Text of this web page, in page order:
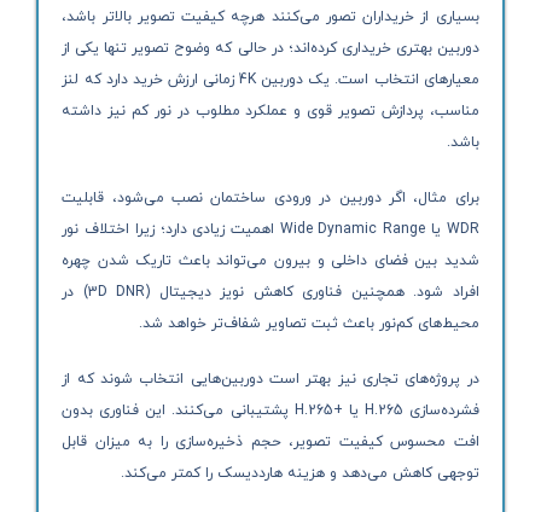
بسیاری از خریداران تصور می‌کنند هرچه کیفیت تصویر بالاتر باشد،
دوربین بهتری خریداری کرده‌اند؛ در حالی که وضوح تصویر تنها یکی از
معیارهای انتخاب است. یک دوربین 4K زمانی ارزش خرید دارد که لنز
مناسب، پردازش تصویر قوی و عملکرد مطلوب در نور کم نیز داشته
باشد.
برای مثال، اگر دوربین در ورودی ساختمان نصب می‌شود، قابلیت
WDR یا Wide Dynamic Range اهمیت زیادی دارد؛ زیرا اختلاف نور
شدید بین فضای داخلی و بیرون می‌تواند باعث تاریک شدن چهره
افراد شود. همچنین فناوری کاهش نویز دیجیتال (3D DNR) در
محیط‌های کم‌نور باعث ثبت تصاویر شفاف‌تر خواهد شد.
در پروژه‌های تجاری نیز بهتر است دوربین‌هایی انتخاب شوند که از
فشرده‌سازی H.265 یا +H.265 پشتیبانی می‌کنند. این فناوری بدون
افت محسوس کیفیت تصویر، حجم ذخیره‌سازی را به میزان قابل
توجهی کاهش می‌دهد و هزینه هارددیسک را کمتر می‌کند.